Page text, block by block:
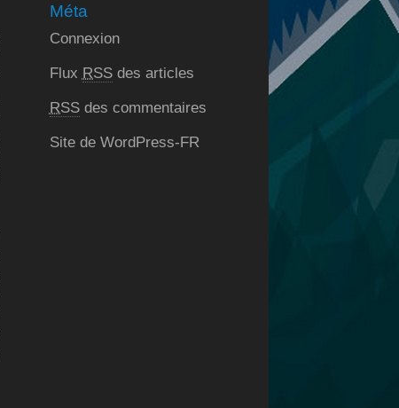
Méta
Connexion
Flux RSSdes articles
RSSdes commentaires
Site de WordPress-FR